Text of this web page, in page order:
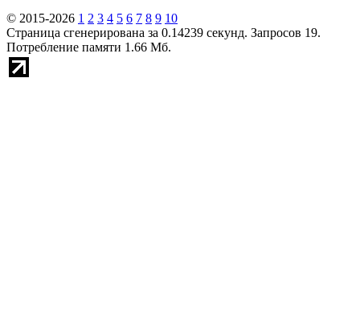
© 2015-2026 1 2 3 4 5 6 7 8 9 10
Страница сгенерирована за 0.14239 секунд. Запросов 19.
Потребление памяти 1.66 Мб.